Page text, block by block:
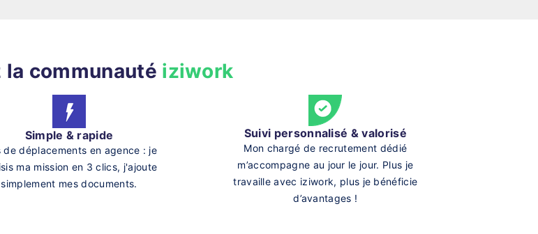
la communauté iziwork
Simple & rapide
de déplacements en agence : je
ma mission en 3 clics, j'ajoute
simplement mes documents.
Suivi personnalisé & valorisé
Mon chargé de recrutement dédié
m’accompagne au jour le jour. Plus je
travaille avec iziwork, plus je bénéficie
d’avantages !